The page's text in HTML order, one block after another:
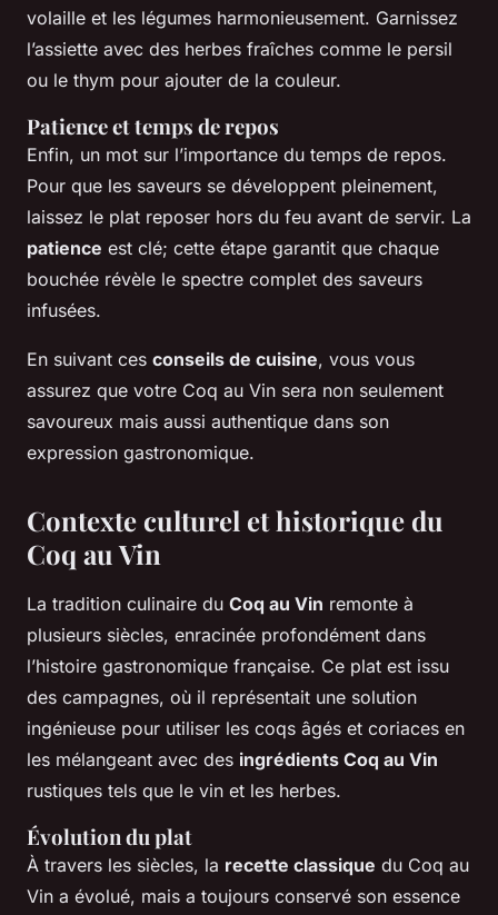
volaille et les légumes harmonieusement. Garnissez
l’assiette avec des herbes fraîches comme le persil
ou le thym pour ajouter de la couleur.
Patience et temps de repos
Enfin, un mot sur l’importance du temps de repos.
Pour que les saveurs se développent pleinement,
laissez le plat reposer hors du feu avant de servir. La
patience est clé; cette étape garantit que chaque
bouchée révèle le spectre complet des saveurs
infusées.
En suivant ces conseils de cuisine, vous vous
assurez que votre Coq au Vin sera non seulement
savoureux mais aussi authentique dans son
expression gastronomique.
Contexte culturel et historique du
Coq au Vin
La tradition culinaire du Coq au Vin remonte à
plusieurs siècles, enracinée profondément dans
l’histoire gastronomique française. Ce plat est issu
des campagnes, où il représentait une solution
ingénieuse pour utiliser les coqs âgés et coriaces en
les mélangeant avec des ingrédients Coq au Vin
rustiques tels que le vin et les herbes.
Évolution du plat
À travers les siècles, la recette classique du Coq au
Vin a évolué, mais a toujours conservé son essence